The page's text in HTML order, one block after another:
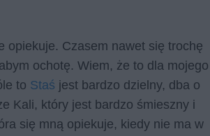
opiekuje. Czasem nawet się trochę
ochotę. Wiem, że to dla mojego
to Staś jest bardzo dzielny, dba o
Kali, który jest bardzo śmieszny i
się mną opiekuje, kiedy nie ma w